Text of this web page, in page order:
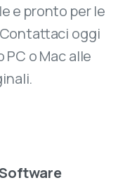
e pronto per le
oggi
o Mac alle